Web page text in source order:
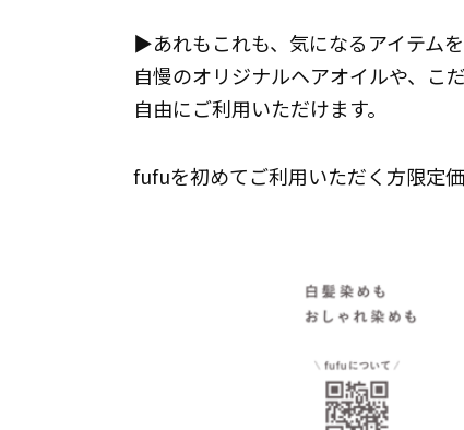
▶あれもこれも、気になるアイテム
自慢のオリジナルヘアオイルや、こ
自由にご利用いただけます。
fufuを初めてご利用いただく方限定